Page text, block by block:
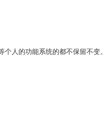
人的功能系统的都不保留不变。